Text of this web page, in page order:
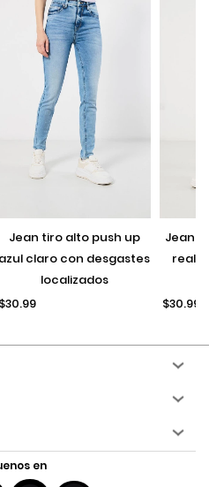
jean tiro alto push up
azul claro con desgastes
localizados
$30.99
jean push up negro con
$30.99
en